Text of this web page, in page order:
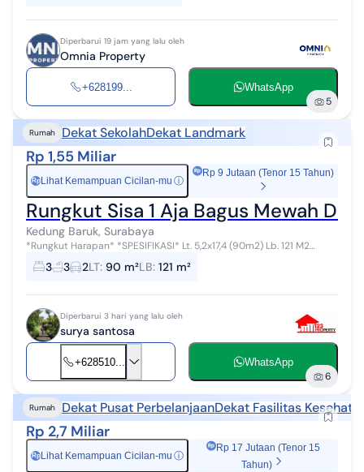
Diperbarui 19 jam yang lalu oleh
Omnia Property
+628199... WhatsApp
5
Rumah Dekat SekolahDekat Landmark
Rp 1,55 Miliar
Rp Lihat Kemampuan Cicilan-mu ⓘ
Rp 9 Jutaan (Tenor 15 Tahun)
Rungkut Sisa 1 Aja Bagus Mewah
Kedung Baruk, Surabaya
*Rungkut Harapan* *SPESIFIKASI* Lt. 5,2x17,4 (90m2) Lb. 121 M2
Hadap timur SHM IMB PBB Ready PDAM PLN 2.200 VA Lantai atas :
K.tidur 2 + Km 2 L...
3 3 2LT: 90 m²LB: 121 m²
Diperbarui 3 hari yang lalu oleh
surya santosa
+628510... WhatsApp
6
Rumah Dekat Pusat PerbelanjaanDekat Fasilitas
Rp 2,7 Miliar
Rp Lihat Kemampuan Cicilan-mu ⓘ
Rp 17 Jutaan (Tenor 15
Tahun)